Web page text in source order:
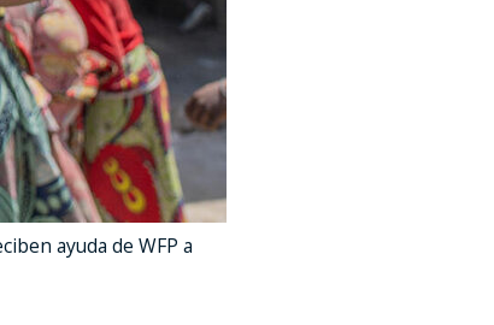
ayuda de WFP a